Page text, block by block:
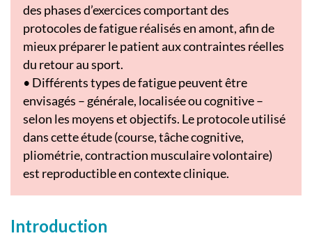
des phases d’exercices comportant des
protocoles de fatigue réalisés en amont, afin de
mieux préparer le patient aux contraintes réelles
du retour au sport.
• Différents types de fatigue peuvent être
envisagés – générale, localisée ou cognitive –
selon les moyens et objectifs. Le protocole utilisé
dans cette étude (course, tâche cognitive,
pliométrie, contraction musculaire volontaire)
est reproductible en contexte clinique.
Introduction